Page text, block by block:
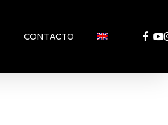
CONTACTO